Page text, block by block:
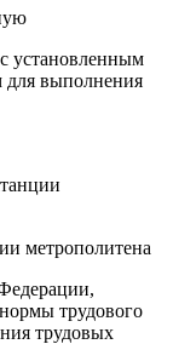
установленным
выполнения
метрополитена
трудового
трудовых